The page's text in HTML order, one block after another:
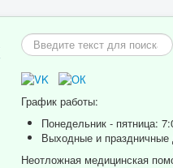
Искать...
График работы:
Понедельник - пятница:
Выходные и праздничные
Неотложная медицинская